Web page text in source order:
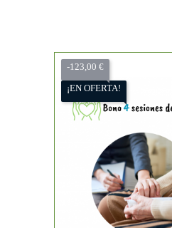
¡EN OFERTA!
-123,00 €